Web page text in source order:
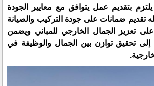
يلتزم بتقديم عمل يتوافق مع معايير الجودة
تقديم ضمانات على جودة التركيب والصيانة
تعزيز الجمال الخارجي للمباني ويضمن
إلى تحقيق توازن بين الجمال والوظيفة في